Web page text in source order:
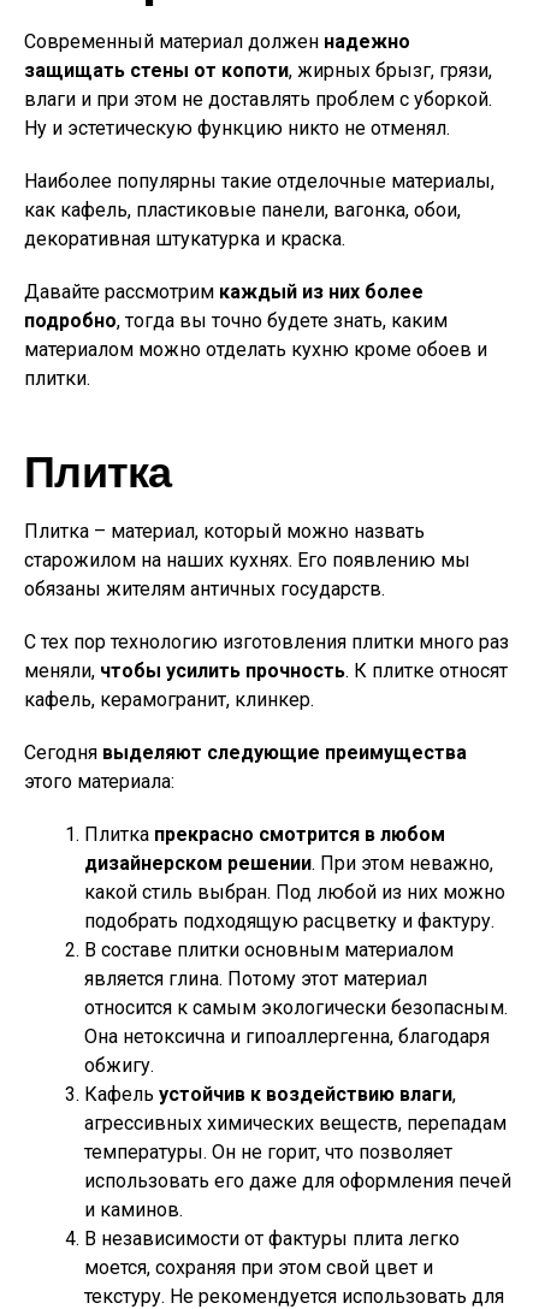
Современный материал должен надежно
защищать стены от копоти, жирных брызг, грязи,
влаги и при этом не доставлять проблем с уборкой.
Ну и эстетическую функцию никто не отменял.
Наиболее популярны такие отделочные материалы,
как кафель, пластиковые панели, вагонка, обои,
декоративная штукатурка и краска.
Давайте рассмотрим каждый из них более
подробно, тогда вы точно будете знать, каким
материалом можно отделать кухню кроме обоев и
плитки.
Плитка
Плитка – материал, который можно назвать
старожилом на наших кухнях. Его появлению мы
обязаны жителям античных государств.
С тех пор технологию изготовления плитки много раз
меняли, чтобы усилить прочность. К плитке относят
кафель, керамогранит, клинкер.
Сегодня выделяют следующие преимущества
этого материала:
Плитка прекрасно смотрится в любом
дизайнерском решении. При этом неважно,
какой стиль выбран. Под любой из них можно
подобрать подходящую расцветку и фактуру.
В составе плитки основным материалом
является глина. Потому этот материал
относится к самым экологически безопасным.
Она нетоксична и гипоаллергенна, благодаря
обжигу.
Кафель устойчив к воздействию влаги,
агрессивных химических веществ, перепадам
температуры. Он не горит, что позволяет
использовать его даже для оформления печей
и каминов.
В независимости от фактуры плита легко
моется, сохраняя при этом свой цвет и
текстуру. Не рекомендуется использовать для